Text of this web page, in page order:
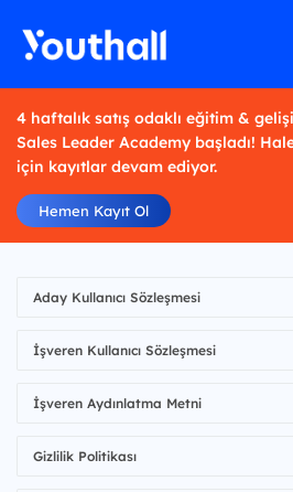
4 haftalık satış odaklı eğitim &
Sales Leader Academy başladı!
için kayıtlar devam ediyor.
Hemen Kayıt Ol
Aday Kullanıcı Sözleşmesi
İşveren Kullanıcı Sözleşmesi
İşveren Aydınlatma Metni
Gizlilik Politikası